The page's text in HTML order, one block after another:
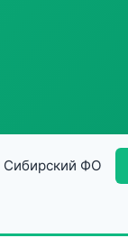
Сибирский ФО